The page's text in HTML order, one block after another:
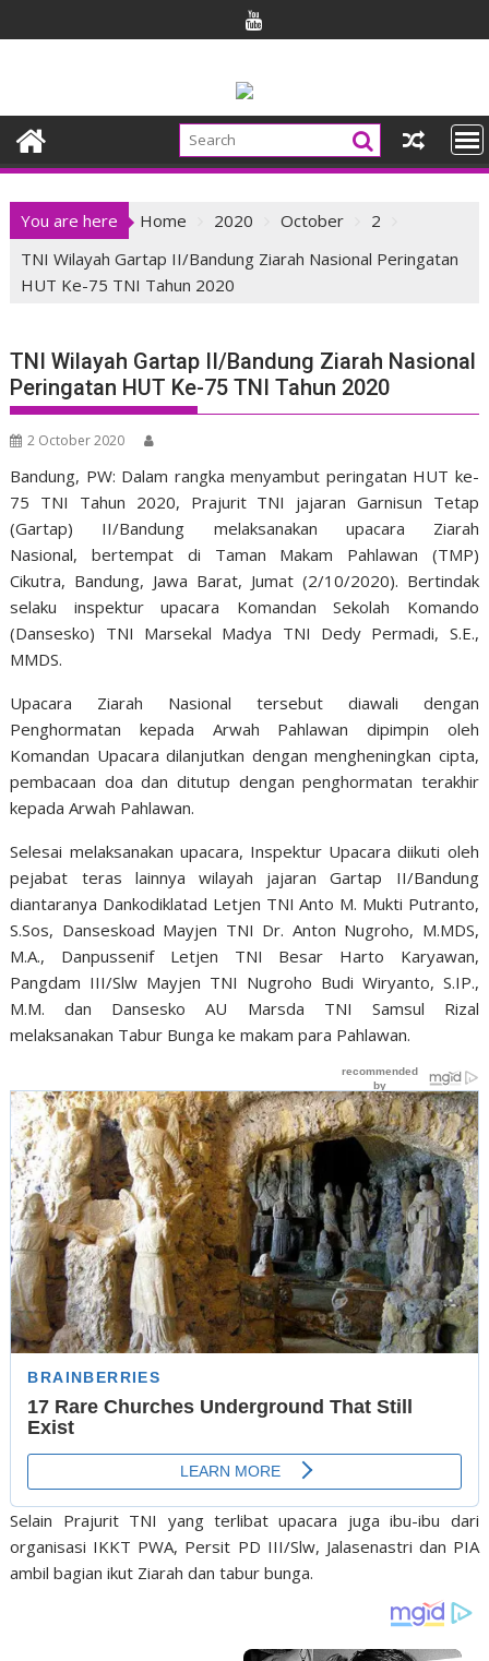
to
You are here Home 2020 October
2
TNI Wilayah Gartap II/Bandung Ziarah Nasional Peringatan
HUT Ke-75 TNI Tahun 2020
TNI Wilayah Gartap II/Bandung Ziarah Nasional
Peringatan HUT Ke-75 TNI Tahun 2020
2 October 2020
Bandung, PW: Dalam rangka menyambut peringatan HUT ke-
75 TNI Tahun 2020, Prajurit TNI jajaran Garnisun Tetap
(Gartap) II/Bandung melaksanakan upacara Ziarah
Nasional, bertempat di Taman Makam Pahlawan (TMP)
Cikutra, Bandung, Jawa Barat, Jumat (2/10/2020). Bertindak
selaku inspektur upacara Komandan Sekolah Komando
(Dansesko) TNI Marsekal Madya TNI Dedy Permadi, S.E.,
MMDS.
Upacara Ziarah Nasional tersebut diawali dengan
Penghormatan kepada Arwah Pahlawan dipimpin oleh
Komandan Upacara dilanjutkan dengan mengheningkan cipta,
pembacaan doa dan ditutup dengan penghormatan terakhir
kepada Arwah Pahlawan.
Selesai melaksanakan upacara, Inspektur Upacara diikuti oleh
pejabat teras lainnya wilayah jajaran Gartap II/Bandung
diantaranya Dankodiklatad Letjen TNI Anto M. Mukti Putranto,
S.Sos, Danseskoad Mayjen TNI Dr. Anton Nugroho, M.MDS,
M.A., Danpussenif Letjen TNI Besar Harto Karyawan,
Pangdam III/Slw Mayjen TNI Nugroho Budi Wiryanto, S.IP.,
M.M. dan Dansesko AU Marsda TNI Samsul Rizal
melaksanakan Tabur Bunga ke makam para Pahlawan.
Selain Prajurit TNI yang terlibat upacara juga ibu-ibu dari
organisasi IKKT PWA, Persit PD III/Slw, Jalasenastri dan PIA
ambil bagian ikut Ziarah dan tabur bunga.